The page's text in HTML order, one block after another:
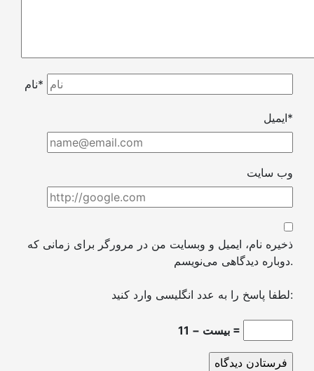
نام*
ایمیل*
وب سایت
ذخیره نام، ایمیل و وبسایت من در مرورگر برای زمانی که
دوباره دیدگاهی می‌نویسم.
لطفا پاسخ را به عدد انگلیسی وارد کنید:
بیست − 11 =